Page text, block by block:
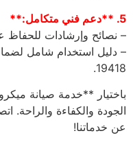
5. **دعم فني متكامل:**
– نصائح وإرشادات للحفاظ
– دليل استخدام شامل
19418.
الجودة والكفاءة والراحة.
عن خدماتنا!